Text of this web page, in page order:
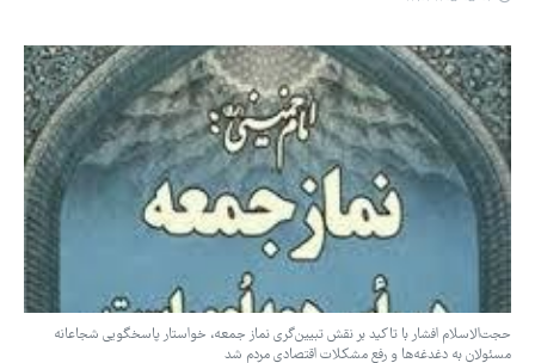
حجت‌الاسلام افشار با تاکید بر نقش تبیین‌گری نماز جمعه، خواستار پاسخگویی شجاعانه
مسئولان به دغدغه‌ها و رفع مشکلات اقتصادی مردم شد